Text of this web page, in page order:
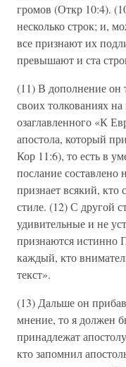
громов (Откр 10:4).
несколько строк; и,
все признают их
превышают и ста
(11) В дополнение он
своих толкованиях
озаглавленного «К
апостола, который
Кор 11:6), то есть в
послание составлено
признает всякий, кто
стиле. (12) С другой
удивительные и не
признаются истинно
каждый, кто
текст».
(13) Дальше он
мнение, то я должен
принадлежат
кто запомнил